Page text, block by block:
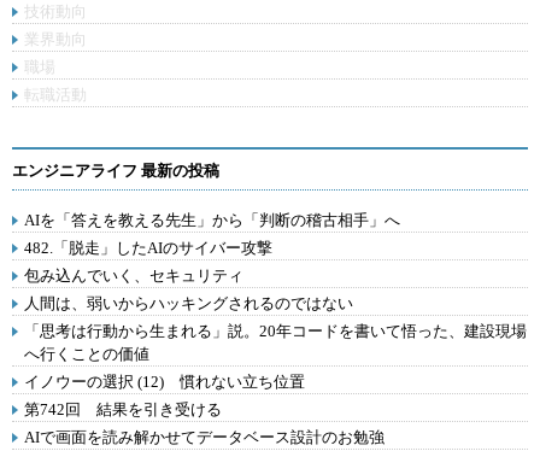
技術動向
業界動向
職場
転職活動
エンジニアライフ 最新の投稿
AIを「答えを教える先生」から「判断の稽古相手」へ
482.「脱走」したAIのサイバー攻撃
包み込んでいく、セキュリティ
人間は、弱いからハッキングされるのではない
「思考は行動から生まれる」説。20年コードを書いて悟った、建設現場
へ行くことの価値
イノウーの選択 (12) 慣れない立ち位置
第742回 結果を引き受ける
AIで画面を読み解かせてデータベース設計のお勉強